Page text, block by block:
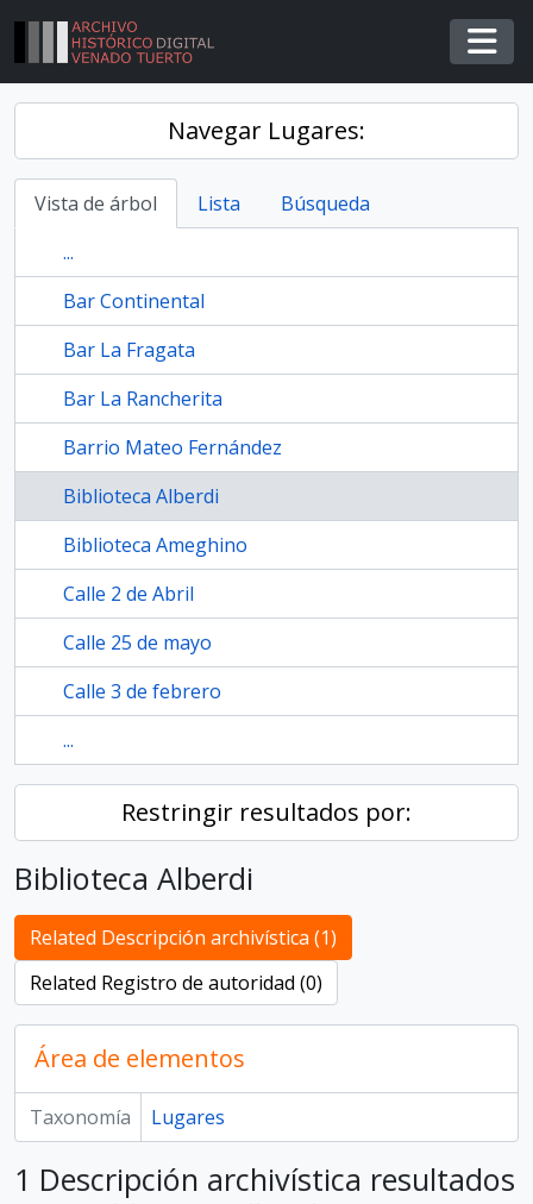
Skip to main content
Navegar Lugares:
Vista de árbol Lista
Búsqueda
...
Bar Continental
Bar La Fragata
Bar La Rancherita
Barrio Mateo Fernández
Biblioteca Alberdi
Biblioteca Ameghino
Calle 2 de Abril
Calle 25 de mayo
Calle 3 de febrero
...
Restringir resultados por:
Biblioteca Alberdi
Related Descripción archivística (1)
Related Registro de autoridad (0)
Área de elementos
Taxonomía Lugares
1 Descripción archivística resultados